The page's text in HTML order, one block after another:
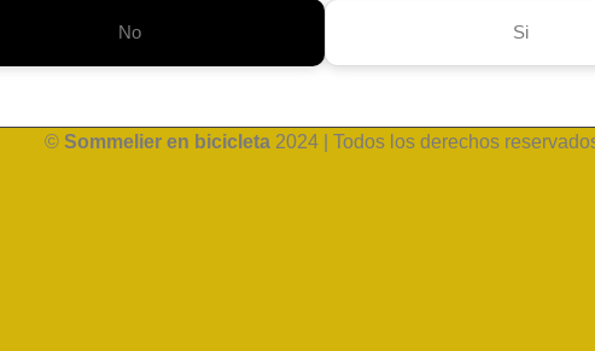
No Si
© Sommelier en bicicleta 2024 | Todos los derechos